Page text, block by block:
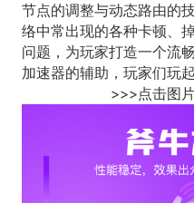
节点的调整与动态路由的
络中常出现的各种卡顿、
问题，为玩家打造一个流
加速器的辅助，玩家们玩
>>>点击图